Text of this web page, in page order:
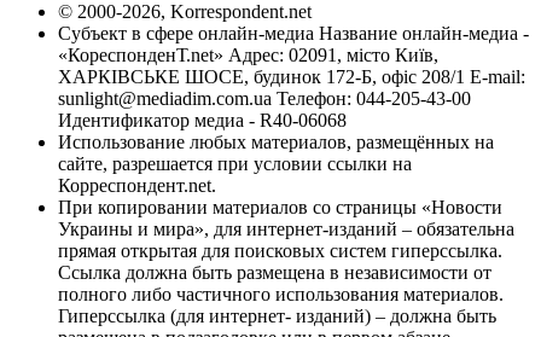
© 2000-2026, Korrespondent.net
Субъект в сфере онлайн-медиа Название онлайн-медиа -
«КореспонденТ.net» Адрес: 02091, місто Київ,
ХАРКІВСЬКЕ ШОСЕ, будинок 172-Б, офіс 208/1 E-mail:
sunlight@mediadim.com.ua Телефон: 044-205-43-00
Идентификатор медиа - R40-06068
Использование любых материалов, размещённых на
сайте, разрешается при условии ссылки на
Корреспондент.net.
При копировании материалов со страницы «Новости
Украины и мира», для интернет-изданий – обязательна
прямая открытая для поисковых систем гиперссылка.
Ссылка должна быть размещена в независимости от
полного либо частичного использования материалов.
Гиперссылка (для интернет- изданий) – должна быть